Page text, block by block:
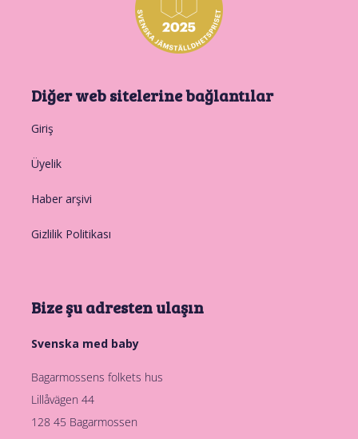
Diğer web sitelerine bağlantılar
Giriş
Üyelik
Haber arşivi
Gizlilik Politikası
Bize şu adresten ulaşın
Svenska med baby
Bagarmossens folkets hus
Lillåvägen 44
128 45 Bagarmossen